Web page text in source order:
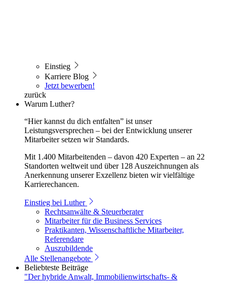
Einstieg
Karriere Blog
Jetzt bewerben!
zurück
Warum Luther?
“Hier kannst du dich entfalten” ist unser
Leistungsversprechen – bei der Entwicklung unserer
Mitarbeiter setzen wir Standards.
Mit 1.400 Mitarbeitenden – davon 420 Experten – an 22
Standorten weltweit und über 128 Auszeichnungen als
Anerkennung unserer Exzellenz bieten wir vielfältige
Karrierechancen.
Einstieg bei Luther
Rechtsanwälte & Steuerberater
Mitarbeiter für die Business Services
Praktikanten, Wissenschaftliche Mitarbeiter,
Referendare
Auszubildende
Alle Stellenangebote
Beliebteste Beiträge
"Der hybride Anwalt, Immobilienwirtschafts- &